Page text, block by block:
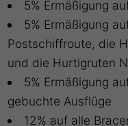
5% Ermäßigung
5% Ermäßigung
Postschiffroute, die
und die Hurtigruten
5% Ermäßigung
gebuchte Ausflüge
12% auf alle